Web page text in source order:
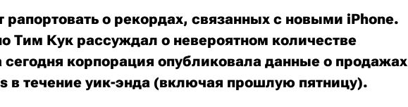
рапортовать о рекордах, связанных с новыми iPhone.
Тим Кук рассуждал о невероятном количестве
сегодня корпорация опубликовала данные о продажах
в течение уик-энда (включая прошлую пятницу).